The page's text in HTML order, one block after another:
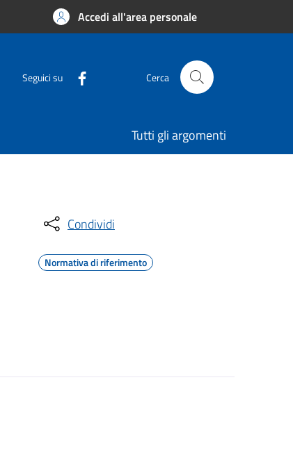
Accedi all'area personale
Seguici su Cerca
Tutti gli argomenti
Condividi
Normativa di riferimento